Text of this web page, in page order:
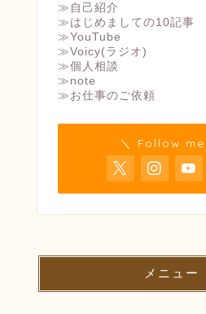
≫自己紹介
≫はじめましての10記事
≫YouTube
≫Voicy(ラジオ)
≫個人相談
≫note
≫お仕事のご依頼
＼ Follow me
メニュー